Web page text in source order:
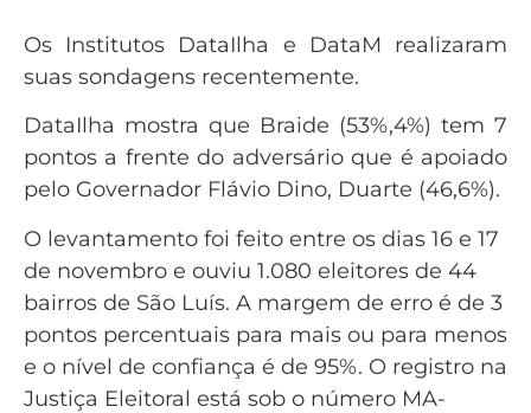
Os Institutos DataIlha e DataM realizaram
suas sondagens recentemente.
DataIlha mostra que Braide (53%,4%) tem 7
pontos a frente do adversário que é apoiado
pelo Governador Flávio Dino, Duarte (46,6%).
O levantamento foi feito entre os dias 16 e 17
de novembro e ouviu 1.080 eleitores de 44
bairros de São Luís. A margem de erro é de 3
pontos percentuais para mais ou para menos
e o nível de confiança é de 95%. O registro na
Justiça Eleitoral está sob o número MA-